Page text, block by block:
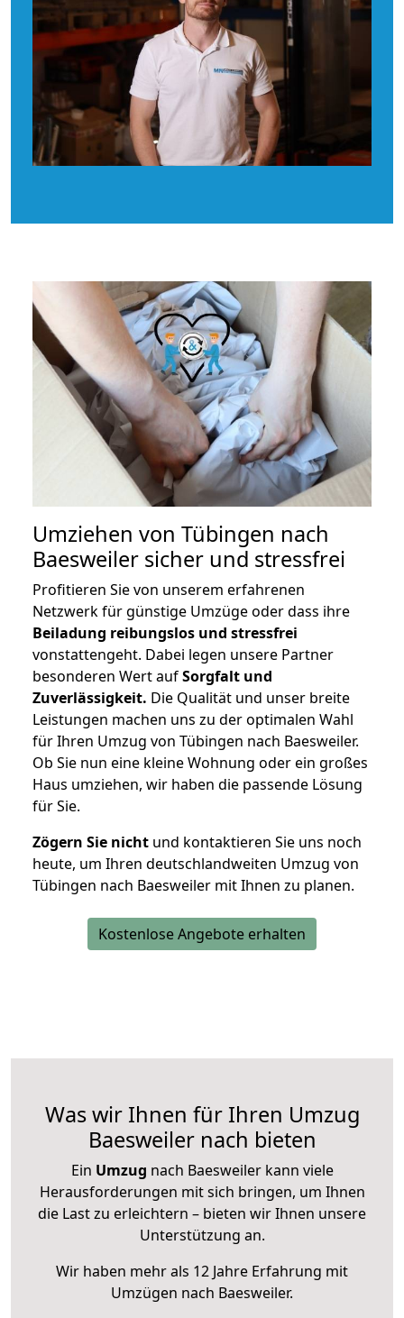
Umziehen von Tübingen nach
Baesweiler sicher und stressfrei
Profitieren Sie von unserem erfahrenen
Netzwerk für günstige Umzüge oder dass ihre
Beiladung reibungslos und stressfrei
vonstattengeht. Dabei legen unsere Partner
besonderen Wert aufSorgfalt und
Zuverlässigkeit. Die Qualität und unser breite
Leistungen machen uns zu der optimalen Wahl
für Ihren Umzug von Tübingen nach Baesweiler.
Ob Sie nun eine kleine Wohnung oder ein großes
Haus umziehen, wir haben die passende Lösung
für Sie.
Zögern Sie nicht und kontaktieren Sie uns noch
heute, um Ihren deutschlandweiten Umzug von
Tübingen nach Baesweiler mit Ihnen zu planen.
Kostenlose Angebote erhalten
Was wir Ihnen für Ihren Umzug
Baesweiler nach bieten
Ein Umzug nach Baesweiler kann viele
Herausforderungen mit sich bringen, um Ihnen
die Last zu erleichtern – bieten wir Ihnen unsere
Unterstützung an.
Wir haben mehr als 12 Jahre Erfahrung mit
Umzügen nach Baesweiler.